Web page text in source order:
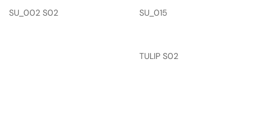
SU_002 S02 SU_015
TULIP S02